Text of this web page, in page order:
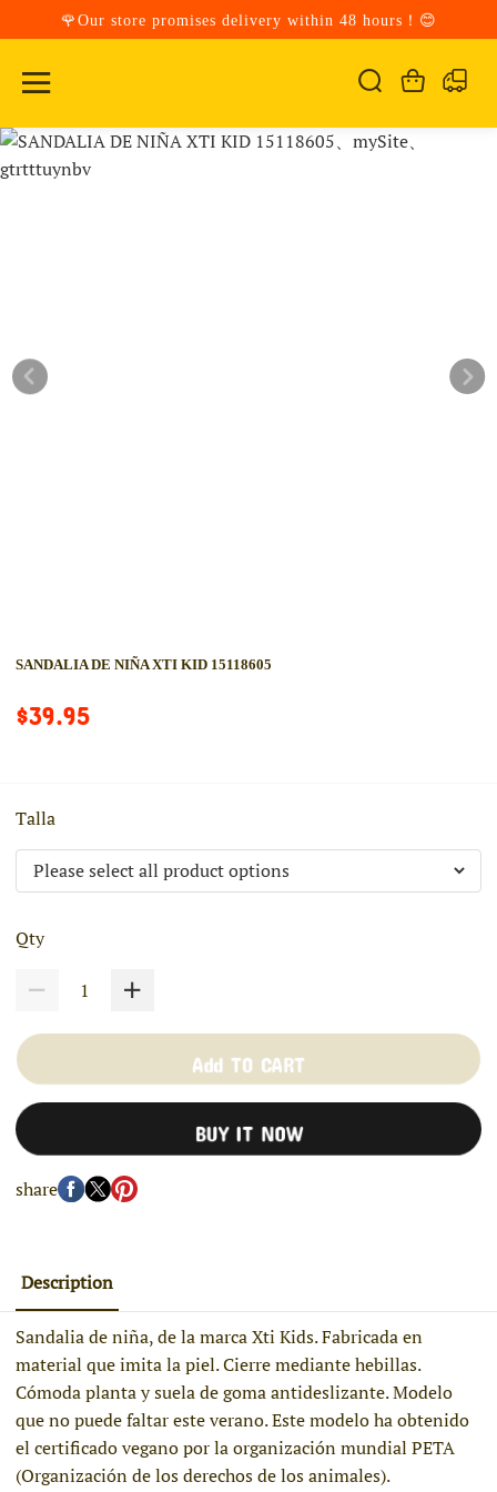
🌹Our store promises delivery within 48 hours！😊
SANDALIA DE NIÑA XTI KID 15118605
$39.95
Talla
Qty
Add TO CART
BUY IT NOW
share
Description
Sandalia de niña, de la marca Xti Kids. Fabricada en
material que imita la piel. Cierre mediante hebillas.
Cómoda planta y suela de goma antideslizante. Modelo
que no puede faltar este verano. Este modelo ha obtenido
el certificado vegano por la organización mundial PETA
(Organización de los derechos de los animales).